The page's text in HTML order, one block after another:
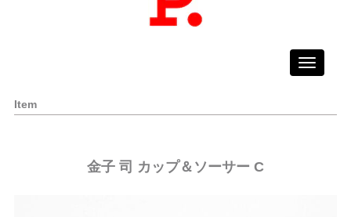
Toggle
Item
金子 司 カップ＆ソーサー C